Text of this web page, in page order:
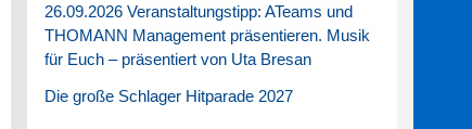
26.09.2026 Veranstaltungstipp: ATeams und
THOMANN Management präsentieren. Musik
für Euch – präsentiert von Uta Bresan
Die große Schlager Hitparade 2027